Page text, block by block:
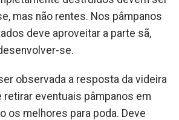
mas não rentes. Nos pâmpanos
deve aproveitar a parte sã,
se.
observada a resposta da videira
retirar eventuais pâmpanos em
os melhores para poda. Deve